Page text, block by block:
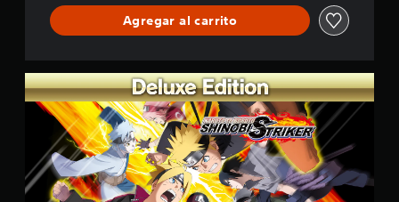
Agregar al carrito
E
d
n
D